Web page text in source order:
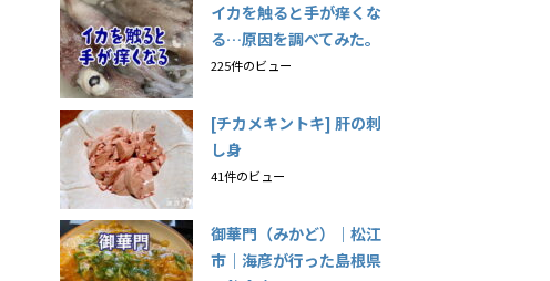
イカを触ると手が痒くな
る…原因を調べてみた。
225件のビュー
[チカメキントキ] 肝の刺
し身
41件のビュー
御華門（みかど）｜松江
市｜海彦が行った島根県